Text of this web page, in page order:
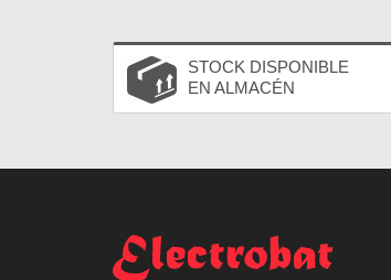
STOCK DISPONIBLE
EN ALMACÉN